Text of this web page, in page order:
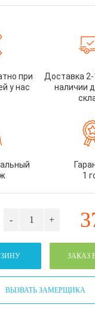
при
у нас
Доставка
наличии
1
- +
ЗАКАЗ
ВЫЗВАТЬ ЗАМЕРЩИКА